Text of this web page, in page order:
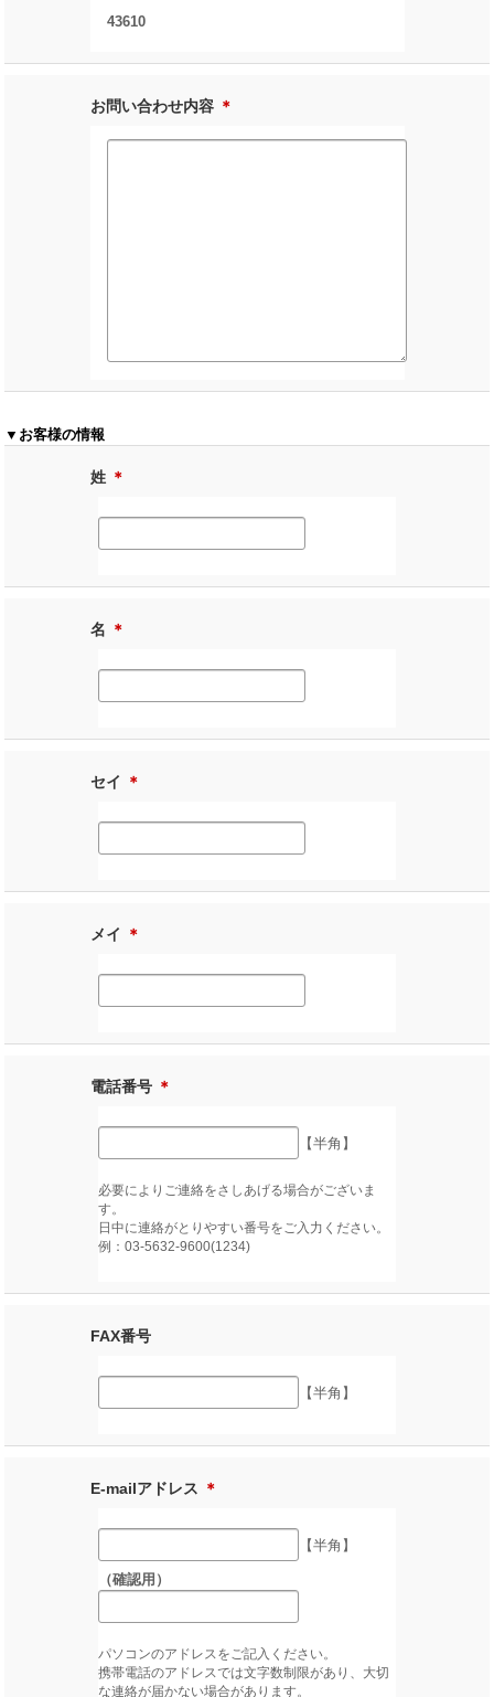
43610
お問い合わせ内容 ＊
▼お客様の情報
姓 ＊
名 ＊
セイ ＊
メイ ＊
電話番号 ＊
【半角】
必要によりご連絡をさしあげる場合がございま
す。
日中に連絡がとりやすい番号をご入力ください。
例：03-5632-9600(1234)
FAX番号
【半角】
E-mailアドレス ＊
【半角】
（確認用）
パソコンのアドレスをご記入ください。
携帯電話のアドレスでは文字数制限があり、大切
な連絡が届かない場合があります。